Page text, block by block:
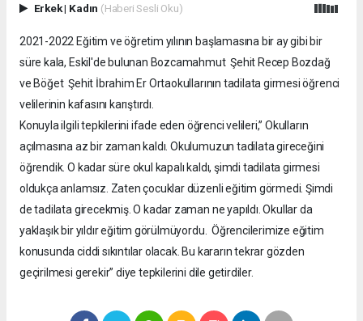
Erkek| Kadın (Haberi Sesli Oku)
2021-2022 Eğitim ve öğretim yılının başlamasına bir ay gibi bir
süre kala, Eskil'de bulunan Bozcamahmut Şehit Recep Bozdağ
ve Böğet Şehit İbrahim Er Ortaokullarının tadilata girmesi öğrenci
velilerinin kafasını karıştırdı.
Konuyla ilgili tepkilerini ifade eden öğrenci velileri,” Okulların
açılmasına az bir zaman kaldı. Okulumuzun tadilata gireceğini
öğrendik. O kadar süre okul kapalı kaldı, şimdi tadilata girmesi
oldukça anlamsız. Zaten çocuklar düzenli eğitim görmedi. Şimdi
de tadilata girecekmiş. O kadar zaman ne yapıldı. Okullar da
yaklaşık bir yıldır eğitim görülmüyordu. Öğrencilerimize eğitim
konusunda ciddi sıkıntılar olacak. Bu kararın tekrar gözden
geçirilmesi gerekir” diye tepkilerini dile getirdiler.